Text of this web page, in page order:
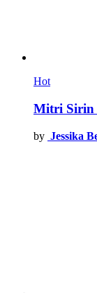
Hot
Mitri Sirin
by Jessika